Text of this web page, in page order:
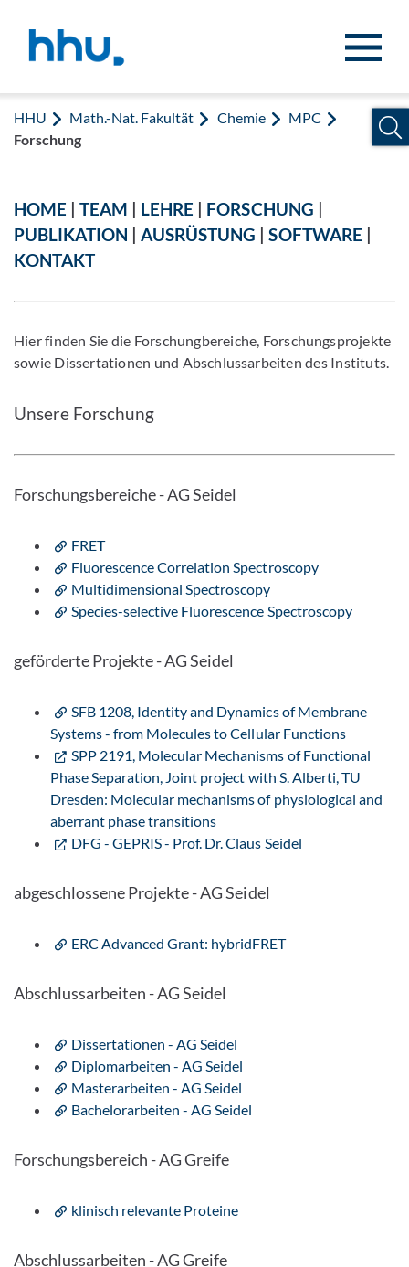
HHU Math.-Nat. Fakultät Chemie
MPC
Forschung
HOME |TEAM | LEHRE | FORSCHUNG |
PUBLIKATION |AUSRÜSTUNG |SOFTWARE |
KONTAKT
Hier finden Sie die Forschungbereiche, Forschungsprojekte
sowie Dissertationen und Abschlussarbeiten des Instituts.
Unsere Forschung
Forschungsbereiche - AG Seidel
FRET
Fluorescence Correlation Spectroscopy
Multidimensional Spectroscopy
Species-selective Fluorescence Spectroscopy
geförderte Projekte - AG Seidel
SFB 1208, Identity and Dynamics of Membrane
Systems - from Molecules to Cellular Functions
SPP 2191, Molecular Mechanisms of Functional
Phase Separation, Joint project with S. Alberti, TU
Dresden: Molecular mechanisms of physiological and
aberrant phase transitions
DFG - GEPRIS - Prof. Dr. Claus Seidel
abgeschlossene Projekte - AG Seidel
ERC Advanced Grant: hybridFRET
Abschlussarbeiten - AG Seidel
Dissertationen - AG Seidel
Diplomarbeiten - AG Seidel
Masterarbeiten - AG Seidel
Bachelorarbeiten - AG Seidel
Forschungsbereich - AG Greife
klinisch relevante Proteine
Abschlussarbeiten - AG Greife